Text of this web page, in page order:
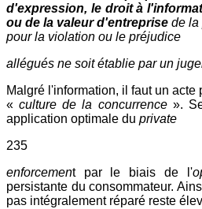
d'expression, le droit à
ou de la valeur d'entreprise de la
pour la violation ou le préjudice
allégués ne soit établie par un
Malgré l'information, il faut un
«culture de la concurrence ».
application optimale du private
235
enforcement par le biais de l'
persistante du consommateur.
pas intégralement réparé reste